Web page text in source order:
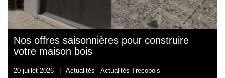
Nos offres saisonnières pour construire
votre maison bois
20 juillet 2026 | Actualités - Actualités Trecobois